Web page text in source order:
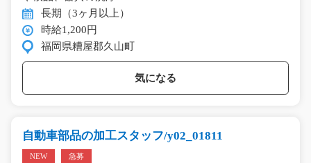
長期（3ヶ月以上）
時給1,200円
福岡県糟屋郡久山町
気になる
自動車部品の加工スタッフ/y02_01811
NEW 急募